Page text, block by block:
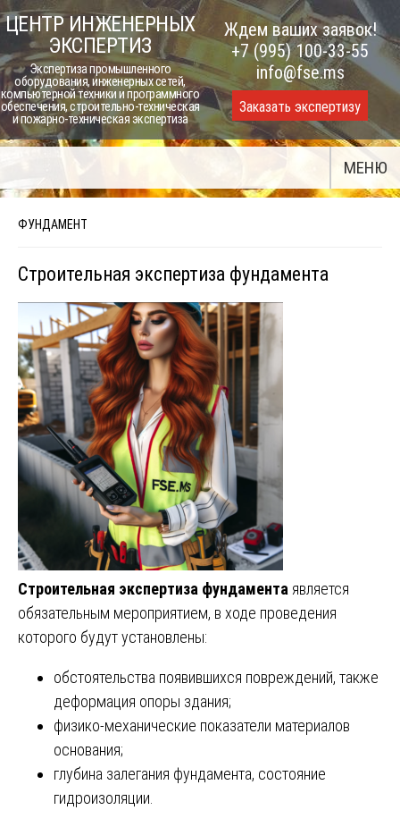
Skip
to
content
ЦЕНТР ИНЖЕНЕРНЫХ
ЭКСПЕРТИЗ
Экспертиза промышленного
оборудования, инженерных сетей,
компьютерной техники и программного
обеспечения, строительно-техническая
и пожарно-техническая экспертиза
Ждем ваших заявок!
+7 (995) 100-33-55
info@fse.ms
Заказать экспертизу
МЕНЮ
ФУНДАМЕНТ
Строительная экспертиза фундамента
Строительная экспертиза фундамента является
обязательным мероприятием, в ходе проведения
которого будут установлены:
обстоятельства появившихся повреждений, также
деформация опоры здания;
физико-механические показатели материалов
основания;
глубина залегания фундамента, состояние
гидроизоляции.